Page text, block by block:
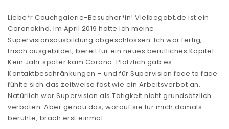
Liebe*r Couchgalerie-Besucher*in! Vielbegabt.de ist ein
Coronakind. Im April 2019 hatte ich meine
Supervisionsausbildung abgeschlossen. Ich war fertig,
frisch ausgebildet, bereit für ein neues berufliches Kapitel.
Kein Jahr später kam Corona. Plötzlich gab es
Kontaktbeschränkungen – und für Supervision face to face
fühlte sich das zeitweise fast wie ein Arbeitsverbot an.
Natürlich war Supervision als Tätigkeit nicht grundsätzlich
verboten. Aber genau das, worauf sie für mich damals
beruhte, brach erst einmal…